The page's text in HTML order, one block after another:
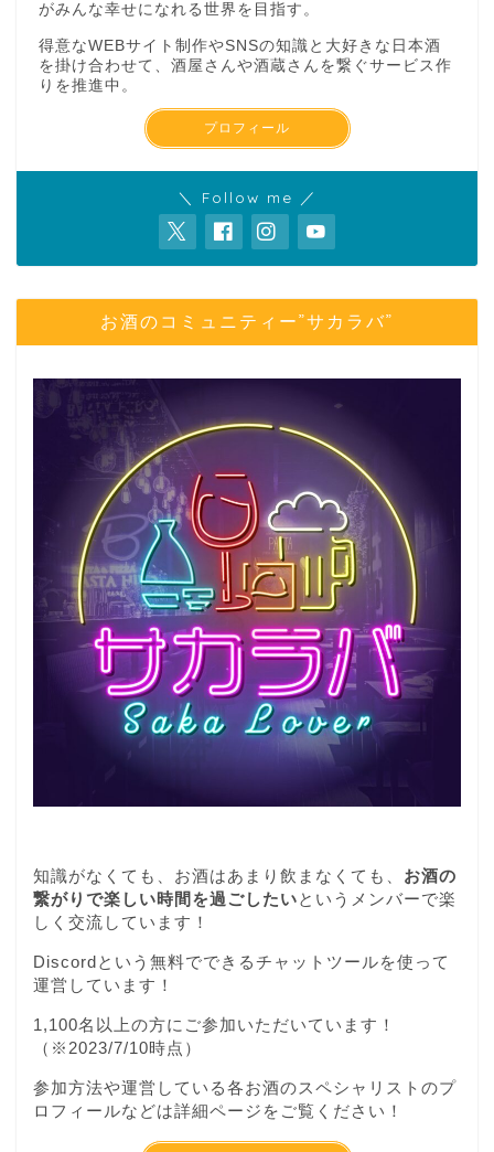
がみんな幸せになれる世界を目指す。
得意なWEBサイト制作やSNSの知識と大好きな日本酒
を掛け合わせて、酒屋さんや酒蔵さんを繋ぐサービス作
りを推進中。
プロフィール
＼ Follow me ／
お酒のコミュニティー”サカラバ”
知識がなくても、お酒はあまり飲まなくても、 お酒の
繋がりで楽しい時間を過ごしたいというメンバーで楽
しく交流しています！
Discordという無料でできるチャットツールを使って
運営しています！
1,100名以上の方にご参加いただいています！
（※2023/7/10時点）
参加方法や運営している各お酒のスペシャリストのプ
ロフィールなどは詳細ページをご覧ください！